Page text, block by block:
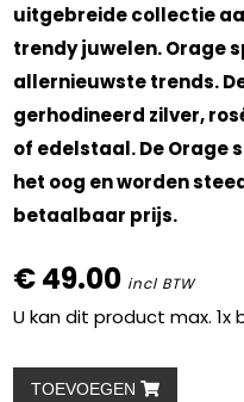
uitgebreide collectie
trendy juwelen. Orage
allernieuwste trends.
gerhodineerd zilver,
of edelstaal. De Orage
het oog en worden
betaalbaar prijs.
€ 49.00 incl BTW
U kan dit product max. 1x
TOEVOEGEN